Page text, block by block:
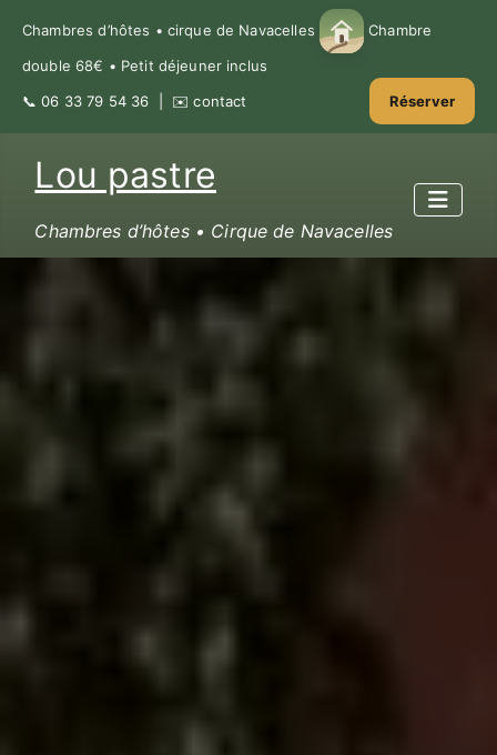
Chambres d’hôtes • cirque de Navacelles Chambre
double 68€ • Petit déjeuner inclus
📞06 33 79 54 36 | ✉️contact Réserver
Lou pastre
Chambres d’hôtes • Cirque de Navacelles